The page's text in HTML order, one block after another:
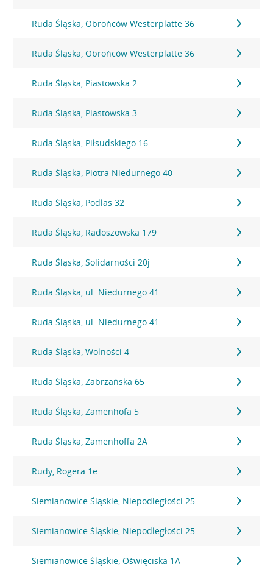
Ruda Śląska, Obrońców Westerplatte 36
Ruda Śląska, Obrońców Westerplatte 36
Ruda Śląska, Piastowska 2
Ruda Śląska, Piastowska 3
Ruda Śląska, Piłsudskiego 16
Ruda Śląska, Piotra Niedurnego 40
Ruda Śląska, Podlas 32
Ruda Śląska, Radoszowska 179
Ruda Śląska, Solidarności 20j
Ruda Śląska, ul. Niedurnego 41
Ruda Śląska, ul. Niedurnego 41
Ruda Śląska, Wolności 4
Ruda Śląska, Zabrzańska 65
Ruda Śląska, Zamenhofa 5
Ruda Śląska, Zamenhoffa 2A
Rudy, Rogera 1e
Siemianowice Śląskie, Niepodległości 25
Siemianowice Śląskie, Niepodległości 25
Siemianowice Śląskie, Oświęciska 1A